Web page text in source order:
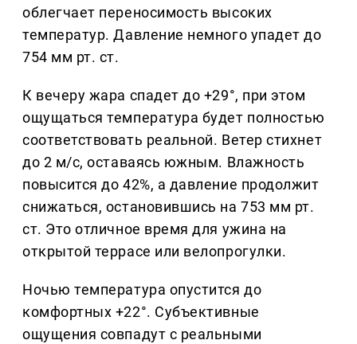
облегчает переносимость высоких
температур. Давление немного упадет до
754 мм рт. ст.
К вечеру жара спадет до +29°, при этом
ощущаться температура будет полностью
соответствовать реальной. Ветер стихнет
до 2 м/с, оставаясь южным. Влажность
повысится до 42%, а давление продолжит
снижаться, остановившись на 753 мм рт.
ст. Это отличное время для ужина на
открытой террасе или велопрогулки.
Ночью температура опустится до
комфортных +22°. Субъективные
ощущения совпадут с реальными